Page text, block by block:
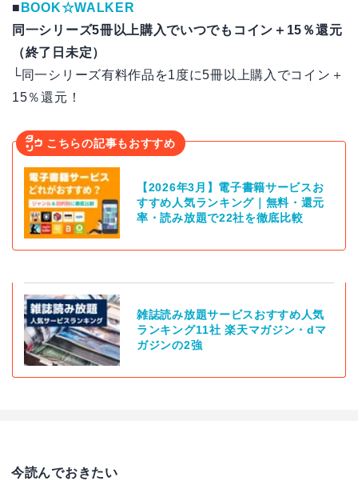
■ BOOK☆WALKER
同一シリーズ5冊以上購入でいつでもコイン＋15％還元
（終了日未定）
└同一シリーズ有料作品を1度に5冊以上購入でコイン＋
15％還元！
こちらの記事もおすすめ
【2026年3月】電子書籍サービスお
すすめ人気ランキング｜無料・還元
率・読み放題で22社を徹底比較
雑誌読み放題サービスおすすめ人気
ランキング11社 楽天マガジン・dマ
ガジンの2強
今読んでおきたい